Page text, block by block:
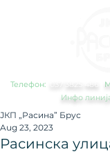
Телефон: 37 3825 486
Инфо
Расинска
ЈКП „Расина” Брус
Aug 23, 2023